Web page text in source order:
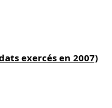
exercés en 2007)